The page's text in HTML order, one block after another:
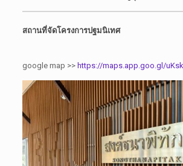
สถานที่จัดโครงการปฐมนิเทศ
google map >> https://maps.app.goo.gl/